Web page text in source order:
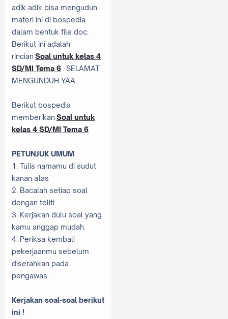
adik adik bisa menguduh
materi ini di bospedia
dalam bentuk file doc.
Berikut ini adalah
rincian Soal untuk kelas 4
SD/MI Tema 6 .. SELAMAT
MENGUNDUH YAA...
Berikut bospedia
memberikan Soal untuk
kelas 4 SD/MI Tema 6
PETUNJUK UMUM
1. Tulis namamu di sudut
kanan atas
2. Bacalah setiap soal
dengan teliti.
3. Kerjakan dulu soal yang
kamu anggap mudah.
4. Periksa kembali
pekerjaanmu sebelum
diserahkan pada
pengawas.
Kerjakan soal-soal berikut
ini !